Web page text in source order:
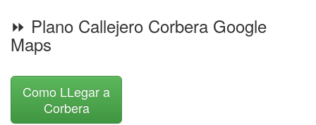
⏩ Plano Callejero Corbera Google
Maps
Como LLegar a
Corbera